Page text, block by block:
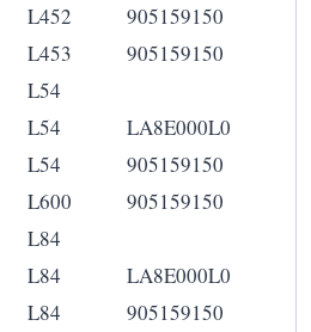
L452
905159150
L453
905159150
L54
L54
LA8E000L0
L54
905159150
L600
905159150
L84
L84
LA8E000L0
L84 905159150